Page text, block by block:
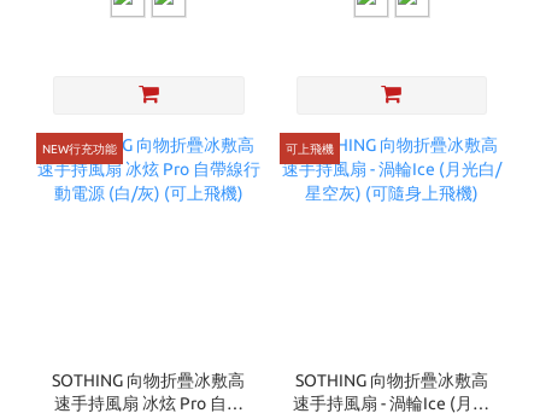
NEW行充功能
SOTHING 向物折疊冰敷高
速手持風扇 冰炫 Pro 自帶
可上飛機
SOTHING 向物折疊冰敷高
速手持風扇 - 渦輪Ice (月光